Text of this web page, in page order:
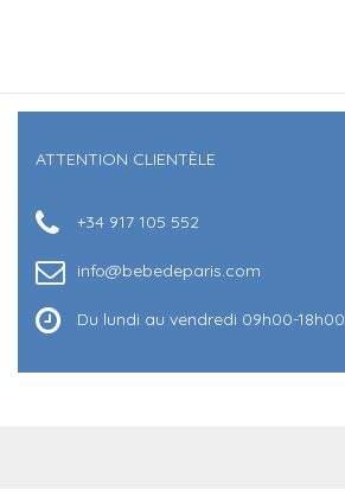
ATTENTION CLIENTÈLE
+34 917 105 552
info@bebedeparis.com
Du lundi au vendredi 09h00-18h00